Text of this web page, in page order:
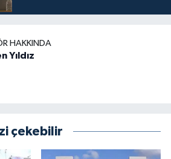
HAKKINDA
Yıldız
çekebilir